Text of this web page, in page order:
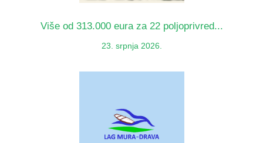
Više od 313.000 eura za 22 poljoprivred...
23. srpnja 2026.